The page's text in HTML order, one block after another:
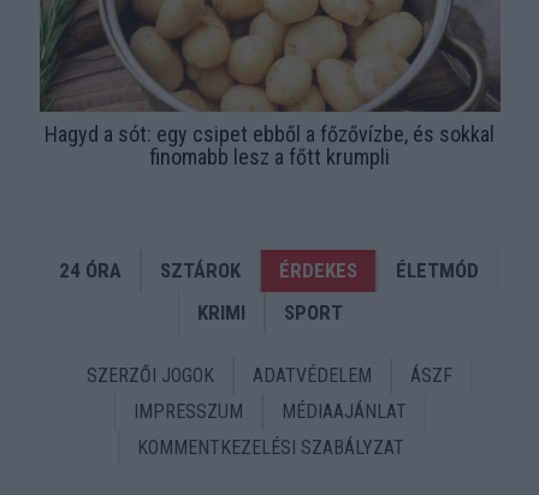
Hagyd a sót: egy csipet ebből a főzővízbe, és sokkal
finomabb lesz a főtt krumpli
24 ÓRA SZTÁROK ÉRDEKES
ÉLETMÓD
KRIMI
SPORT
SZERZŐI JOGOK ADATVÉDELEM
ÁSZF
IMPRESSZUM
MÉDIAAJÁNLAT
KOMMENTKEZELÉSI SZABÁLYZAT